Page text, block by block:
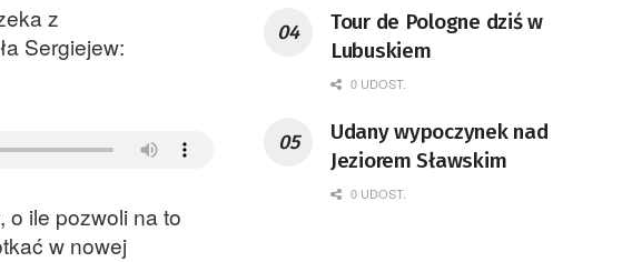
z
Sergiejew:
o ile pozwoli na to
w nowej
Tour de Pologne dziś w
Lubuskiem
0 UDOST.
Udany wypoczynek nad
Jeziorem Sławskim
0 UDOST.